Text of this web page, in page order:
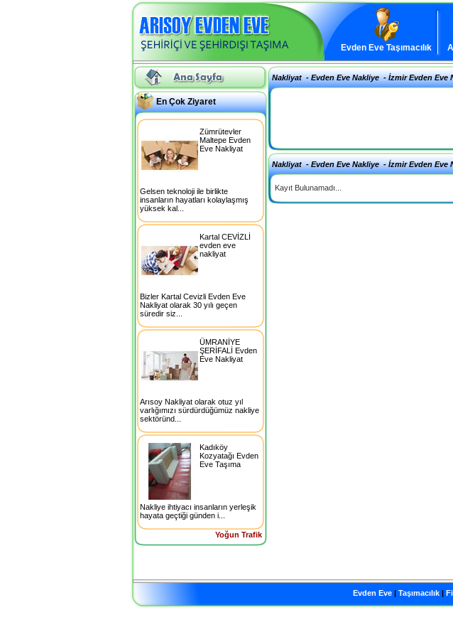
Evden Eve Taşımacılık
En Çok Ziyaret
Zümrütevler
Maltepe Evden
Eve Nakliyat
Gelsen teknoloji ile birlikte
insanların hayatları kolaylaşmış
yüksek kal...
Kartal CEVİZLİ
evden eve
nakliyat
Bizler Kartal Cevizli Evden Eve
Nakliyat olarak 30 yılı geçen
süredir siz...
ÜMRANİYE
ŞERİFALİ Evden
Eve Nakliyat
Arısoy Nakliyat olarak otuz yıl
varlığımızı sürdürdüğümüz nakliye
sektöründ...
Kadıköy
Kozyatağı Evden
Eve Taşıma
Nakliye ihtiyacı insanların yerleşik
hayata geçtiği günden i...
Yoğun Trafik
Nakliyat -Evden Eve Nakliye -İzmir Evden Eve
Nakliyat -Evden Eve Nakliye -İzmir Evden Eve
Kayıt Bulunamadı...
Evden Eve| Taşımacılık|